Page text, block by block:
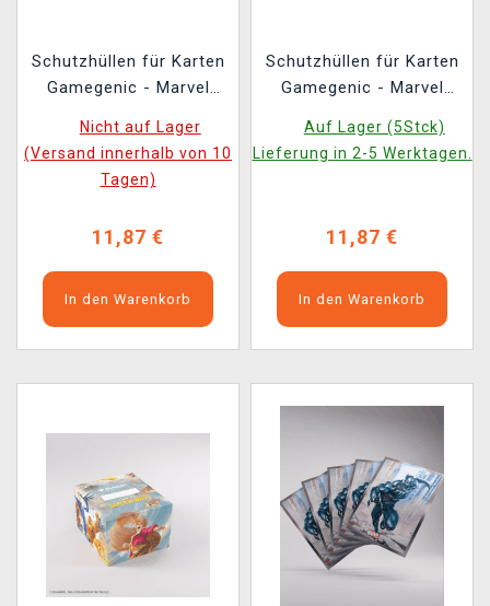
Schutzhüllen für Karten
Gamegenic - Marvel
Premium Double
Sleeving Loki/Doctor
Doom (105 Stk.)
Nicht auf Lager
(Versand innerhalb von 10
Tagen)
11,87 €
In den Warenkorb
Schutzhüllen für Karten
Gamegenic - Marvel
Premium Double
Sleeving GoNuts! (105
Auf Lager (5Stck)
Lieferung in 2-5 Werktagen.
11,87 €
In den Warenkorb